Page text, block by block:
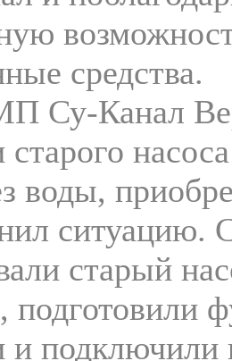
средства.
Су-Канал
старого
воды,
ситуацию.
старый
подготовили
и подключили